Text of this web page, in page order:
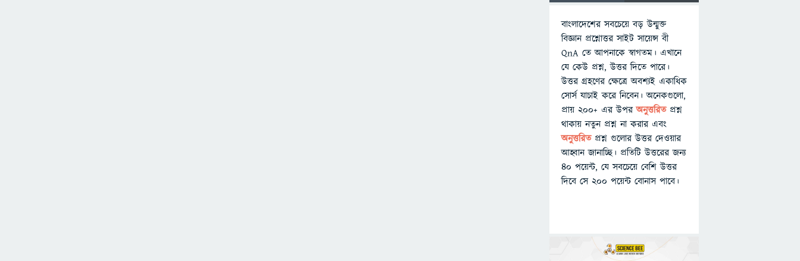
বাংলাদেশের সবচেয়ে বড় উন্মুক্ত
বিজ্ঞান প্রশ্নোত্তর সাইট সায়েন্স বী
QnA তে আপনাকে স্বাগতম। এখানে
যে কেউ প্রশ্ন, উত্তর দিতে পারে।
উত্তর গ্রহণের ক্ষেত্রে অবশ্যই একাধিক
সোর্স যাচাই করে নিবেন। অনেকগুলো,
প্রায় ২০০+ এর উপরঅনুত্তরিতপ্রশ্ন
থাকায় নতুন প্রশ্ন না করার এবং
অনুত্তরিত প্রশ্ন গুলোর উত্তর দেওয়ার
আহ্বান জানাচ্ছি। প্রতিটি উত্তরের জন্য
৪০ পয়েন্ট, যে সবচেয়ে বেশি উত্তর
দিবে সে ২০০ পয়েন্ট বোনাস পাবে।